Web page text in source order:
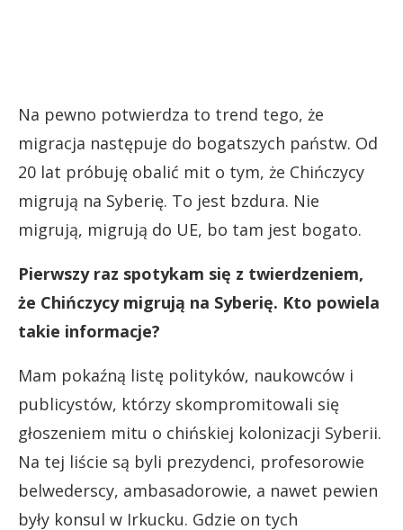
Na pewno potwierdza to trend tego, że
migracja następuje do bogatszych państw. Od
20 lat próbuję obalić mit o tym, że Chińczycy
migrują na Syberię. To jest bzdura. Nie
migrują, migrują do UE, bo tam jest bogato.
Pierwszy raz spotykam się z twierdzeniem,
że Chińczycy migrują na Syberię. Kto powiela
takie informacje?
Mam pokaźną listę polityków, naukowców i
publicystów, którzy skompromitowali się
głoszeniem mitu o chińskiej kolonizacji Syberii.
Na tej liście są byli prezydenci, profesorowie
belwederscy, ambasadorowie, a nawet pewien
były konsul w Irkucku. Gdzie on tych